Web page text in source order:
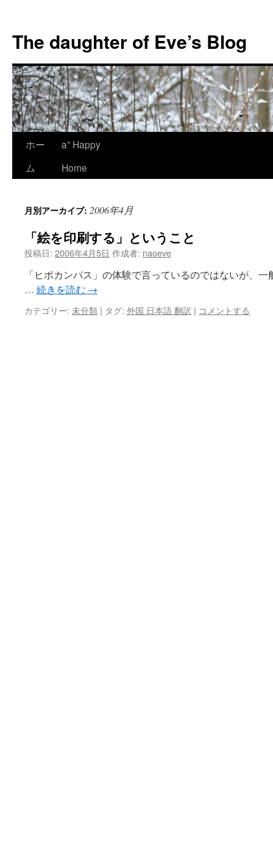
テ
ン
へ
ス
キ
ッ
プ
The daughter of Eve’s Blog
ホー
ム
a” Happy
Home
月別アーカイブ: 2006年4月
「絵を印刷する」ということ
投稿日: 2006年4月5日 作成者: naoeve
「ヒポカンパス」の体験で言っているのではないが、
… 続きを読む →
カテゴリー: 未分類 | タグ: 外国 日本語 翻訳 | コメントする